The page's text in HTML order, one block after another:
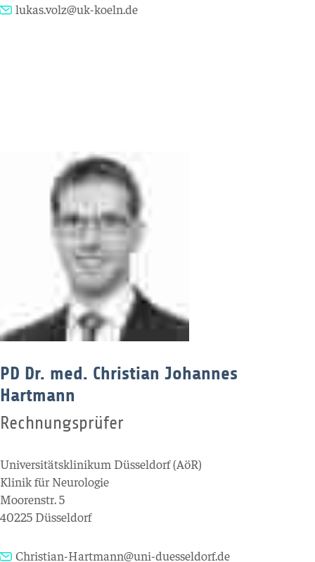
lukas.volz@uk-koeln.de
PD Dr. med. Christian Johannes
Hartmann
Rechnungsprüfer
Universitätsklinikum Düsseldorf (AöR)
Klinik für Neurologie
Moorenstr. 5
40225 Düsseldorf
Christian-Hartmann@uni-duesseldorf.de